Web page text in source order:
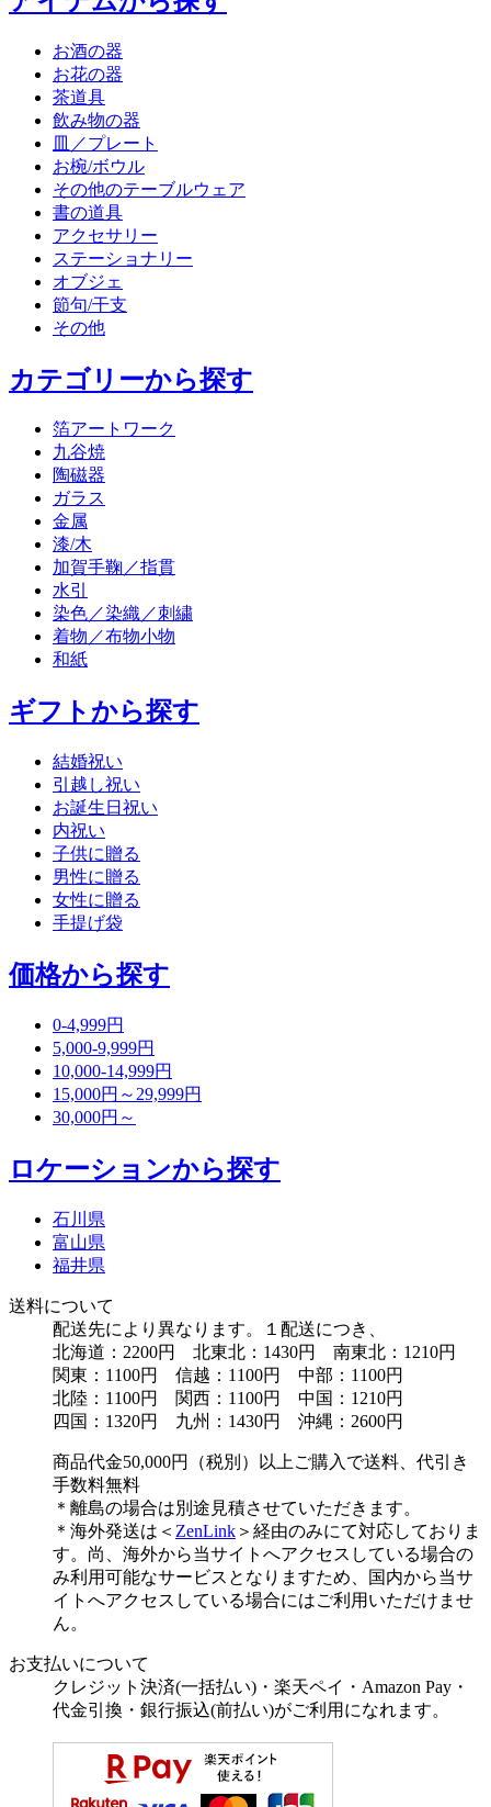
お酒の器
お花の器
茶道具
飲み物の器
皿／プレート
お椀/ボウル
その他のテーブルウェア
書の道具
アクセサリー
ステーショナリー
オブジェ
節句/干支
その他
カテゴリーから探す
箔アートワーク
九谷焼
陶磁器
ガラス
金属
漆/木
加賀手鞠／指貫
水引
染色／染織／刺繍
着物／布物小物
和紙
ギフトから探す
結婚祝い
引越し祝い
お誕生日祝い
内祝い
子供に贈る
男性に贈る
女性に贈る
手提げ袋
価格から探す
0-4,999円
5,000-9,999円
10,000-14,999円
15,000円～29,999円
30,000円～
ロケーションから探す
石川県
富山県
福井県
送料について
配送先により異なります。１配送につき、
北海道：2200円 北東北：1430円 南東北：1210円
関東：1100円 信越：1100円 中部：1100円
北陸：1100円 関西：1100円 中国：1210円
四国：1320円 九州：1430円 沖縄：2600円
商品代金50,000円（税別）以上ご購入で送料、代引き
手数料無料
＊離島の場合は別途見積させていただきます。
＊海外発送は＜ ZenLink ＞経由のみにて対応しておりま
す。尚、海外から当サイトへアクセスしている場合の
み利用可能なサービスとなりますため、国内から当サ
イトへアクセスしている場合にはご利用いただけませ
ん。
お支払いについて
クレジット決済(一括払い)・楽天ペイ・Amazon Pay・
代金引換・銀行振込(前払い)がご利用になれます。